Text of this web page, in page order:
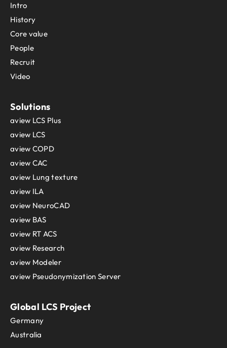
Intro
History
Core value
People
Recruit
Video
Solutions
aview LCS Plus
aview LCS
aview COPD
aview CAC
aview Lung texture
aview ILA
aview NeuroCAD
aview BAS
aview RT ACS
aview Research
aview Modeler
aview Pseudonymization Server
Global LCS Project
Germany
Australia